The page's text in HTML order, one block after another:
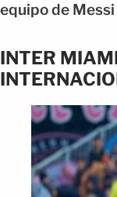
equipo de
INTER